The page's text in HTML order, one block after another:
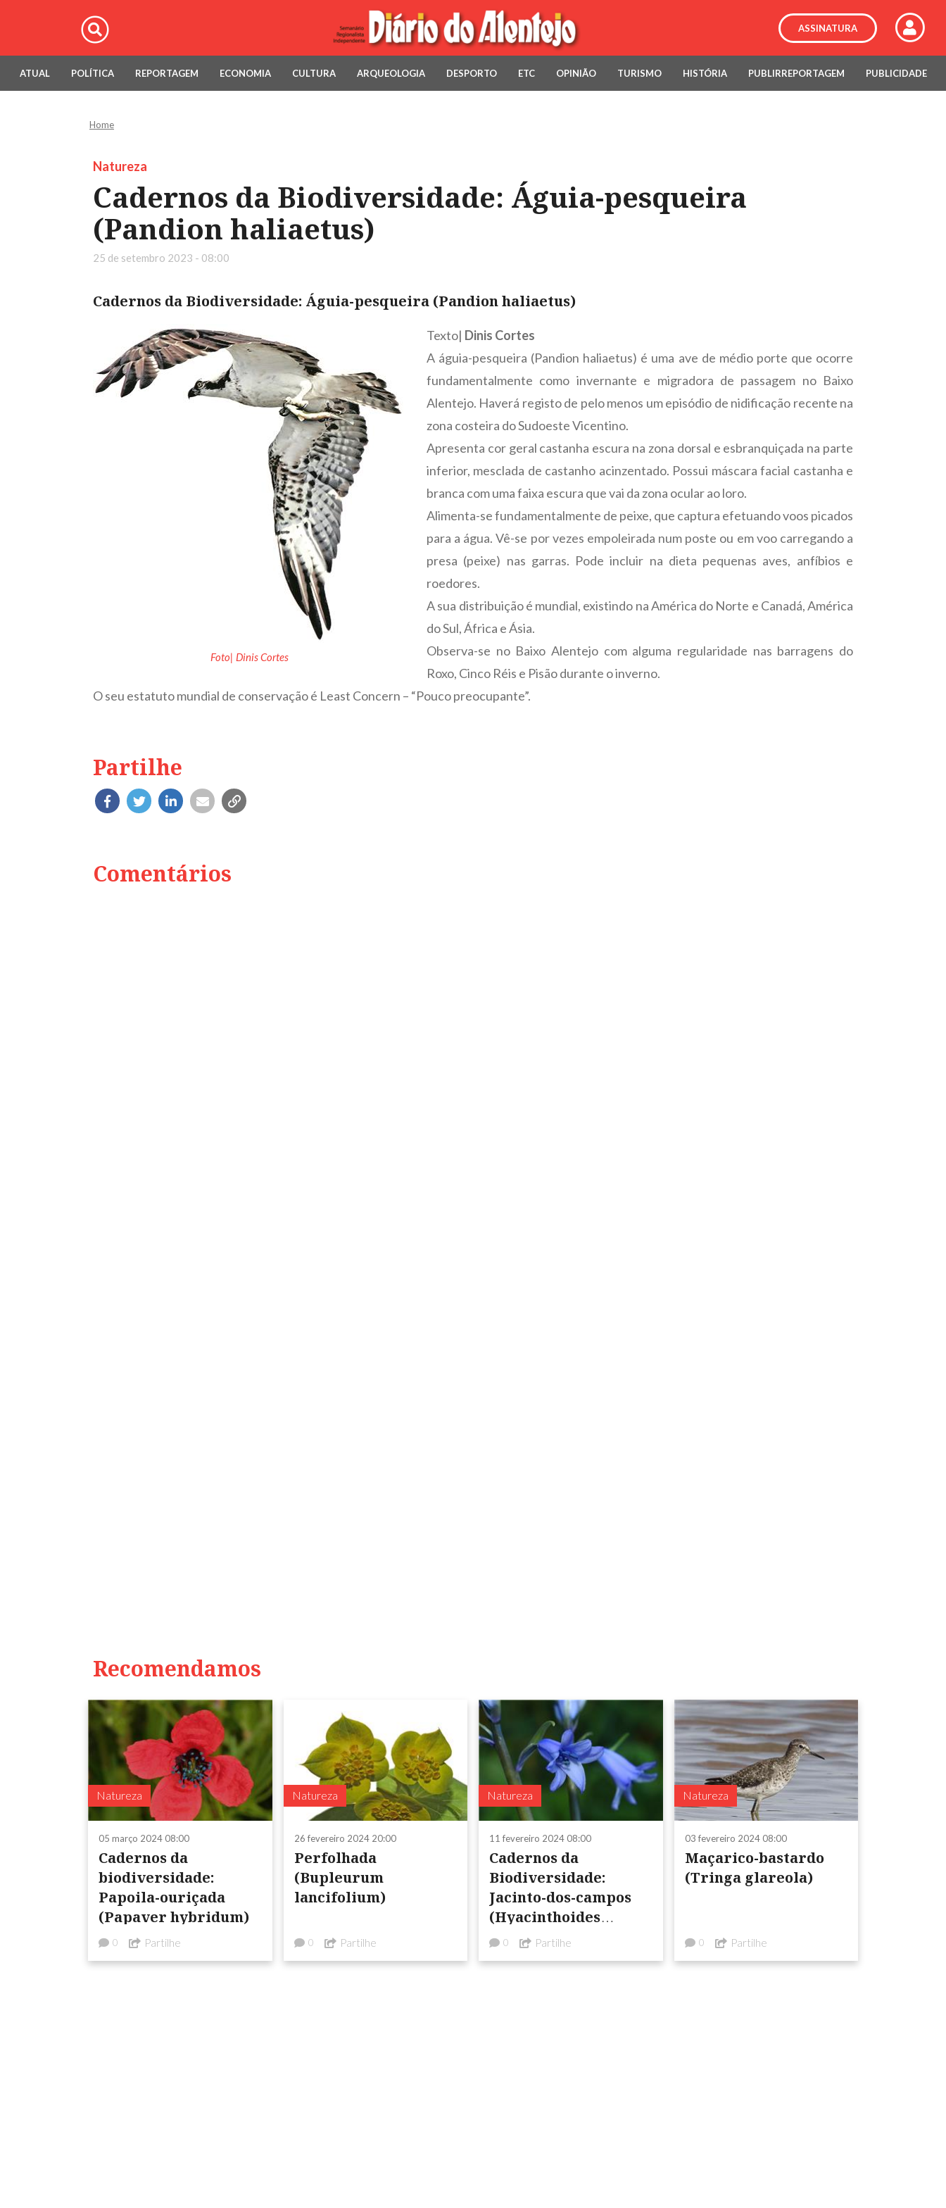
ASSINATURA
ATUAL POLÍTICA REPORTAGEM ECONOMIA CULTURA ARQUEOLOGIA DESPORTO ETC OPINIÃO TURISMO HISTÓRIA PUBLIRREPORTAGEM PUBLICIDADE
Home
Natureza
Cadernos da Biodiversidade: Águia-pesqueira
(Pandion haliaetus)
25 de setembro 2023 - 08:00
Cadernos da Biodiversidade: Águia-pesqueira (Pandion haliaetus)
Foto| Dinis Cortes
Texto| Dinis Cortes
A águia-pesqueira (Pandion haliaetus) é uma ave de médio porte que ocorre
fundamentalmente como invernante e migradora de passagem no Baixo
Alentejo. Haverá registo de pelo menos um episódio de nidificação recente na
zona costeira do Sudoeste Vicentino.
Apresenta cor geral castanha escura na zona dorsal e esbranquiçada na parte
inferior, mesclada de castanho acinzentado. Possui máscara facial castanha e
branca com uma faixa escura que vai da zona ocular ao loro.
Alimenta-se fundamentalmente de peixe, que captura efetuando voos picados
para a água. Vê-se por vezes empoleirada num poste ou em voo carregando a
presa (peixe) nas garras. Pode incluir na dieta pequenas aves, anfíbios e
roedores.
A sua distribuição é mundial, existindo na América do Norte e Canadá, América
do Sul, África e Ásia.
Observa-se no Baixo Alentejo com alguma regularidade nas barragens do
Roxo, Cinco Réis e Pisão durante o inverno.
O seu estatuto mundial de conservação é Least Concern – “Pouco preocupante”.
Partilhe
Comentários
Recomendamos
Natureza
05 março 2024 08:00
Cadernos da
biodiversidade:
Papoila-ouriçada
(Papaver hybridum)
0 Partilhe
Natureza
26 fevereiro 2024 20:00
Perfolhada
(Bupleurum
lancifolium)
0 Partilhe
Natureza
11 fevereiro 2024 08:00
Cadernos da
Biodiversidade:
Jacinto-dos-campos
(Hyacinthoides
hispanica)
0 Partilhe
Natureza
03 fevereiro 2024 08:00
Maçarico-bastardo
(Tringa glareola)
0 Partilhe